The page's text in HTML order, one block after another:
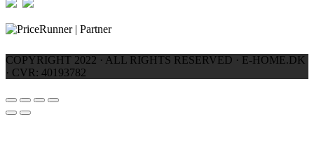
COPYRIGHT 2022 · ALL RIGHTS RESERVED · E-HOME.DK
· CVR: 40193782